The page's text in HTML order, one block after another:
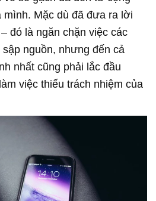
Mặc dù đã đưa ra lời
đó là ngăn chặn việc các
nguồn, nhưng đến cả
nhất cũng phải lắc đầu
việc thiếu trách nhiệm của